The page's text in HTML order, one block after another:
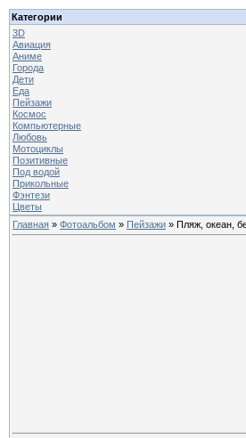
Категории
3D
Авиация
Аниме
Города
Дети
Еда
Пейзажи
Космос
Компьютерные
Любовь
Мотоциклы
Позитивные
Под водой
Прикольные
Фэнтези
Цветы
Главная » Фотоальбом » Пейзажи » Пляж, океан,